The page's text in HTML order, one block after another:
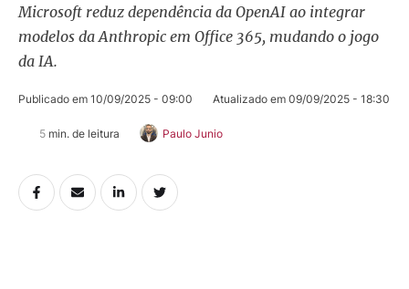
Microsoft reduz dependência da OpenAI ao integrar
modelos da Anthropic em Office 365, mudando o jogo
da IA.
Publicado em 10/09/2025 - 09:00 Atualizado em 09/09/2025 - 18:30
5 min. de leitura Paulo Junio